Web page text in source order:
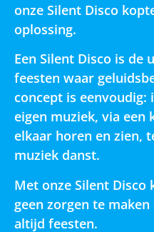
onze Silent Disco
oplossing.
Een Silent Disco is de
feesten waar
concept is eenvoudig:
eigen muziek, via een
elkaar horen en zien,
muziek danst.
Met onze Silent
geen zorgen te
altijd feesten.